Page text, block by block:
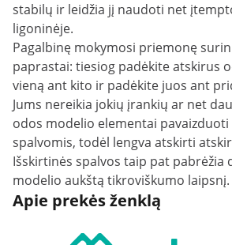
stabilų ir leidžia jį naudoti net
ligoninėje.
Pagalbinę mokymosi priemonę
paprastai: tiesiog padėkite atskirus
vieną ant kito ir padėkite juos ant
Jums nereikia jokių įrankių ar net
odos modelio elementai
spalvomis, todėl lengva atskirti
Išskirtinės spalvos taip pat pabrėžia
modelio aukštą tikroviškumo laipsnį.
Apie prekės ženklą